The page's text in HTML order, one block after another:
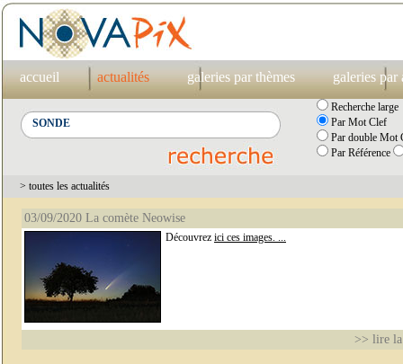
accueil actualités galeries par thèmes galeries par
Recherche large
Par Mot Clef
Par double Mot
Par Référence
> toutes les actualités
03/09/2020 La comète Neowise
Découvrez ici ces images. ...
>> lire